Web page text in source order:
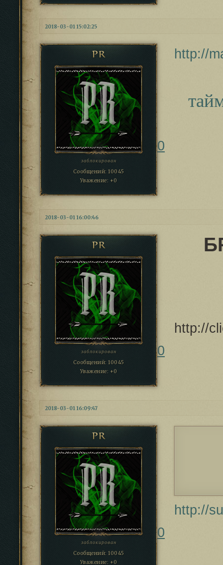
2018-03-01 15:02:25
PR
заблокирован
Сообщений: 10045
Уважение: +0
http://
0
2018-03-01 16:00:46
PR
заблокирован
Сообщений: 10045
Уважение: +0
http://
0
2018-03-01 16:09:47
PR
заблокирован
Сообщений: 10045
Уважение: +0
http://
0